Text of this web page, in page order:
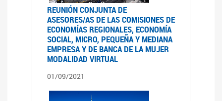
REUNIÓN CONJUNTA DE
ASESORES/AS DE LAS COMISIONES DE
ECONOMÍAS REGIONALES, ECONOMÍA
SOCIAL, MICRO, PEQUEÑA Y MEDIANA
EMPRESA Y DE BANCA DE LA MUJER
MODALIDAD VIRTUAL
01/09/2021